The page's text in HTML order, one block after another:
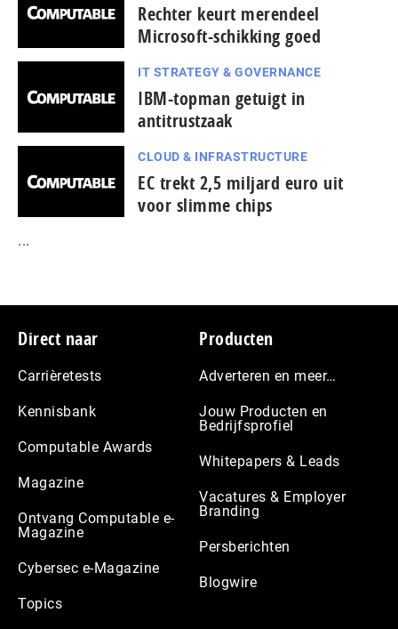
Rechter keurt merendeel
Microsoft-schikking goed
IT STRATEGY & GOVERNANCE
IBM-topman getuigt in
antitrustzaak
CLOUD & INFRASTRUCTURE
EC trekt 2,5 miljard euro uit
voor slimme chips
...
Footer
Direct naar
Carrièretests
Kennisbank
Computable Awards
Magazine
Ontvang Computable e-
Magazine
Cybersec e-Magazine
Topics
Producten
Adverteren en meer…
Jouw Producten en
Bedrijfsprofiel
Whitepapers & Leads
Vacatures & Employer
Branding
Persberichten
Blogwire